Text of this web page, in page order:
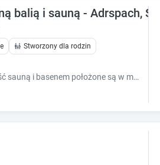
balią i sauną - Adrspach,
Stworzony dla rodzin
Domki premium z balią na wyłączność sauną i basenem położone są w miejscowości Mieroszów, oferujemy bezpłatne WiFi, klimatyzację i wiele innych.